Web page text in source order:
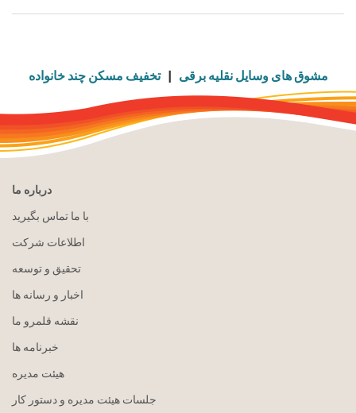
مشوق های وسایل نقلیه برقی |تخفیف مسکن چند خانواده
درباره ما
با ما تماس بگیرید
اطلاعات شرکت
تحقیق و توسعه
اخبار و رسانه ها
نقشه قلمرو ما
خبرنامه ها
هيئت مدیره
جلسات هیئت مدیره و دستور کار